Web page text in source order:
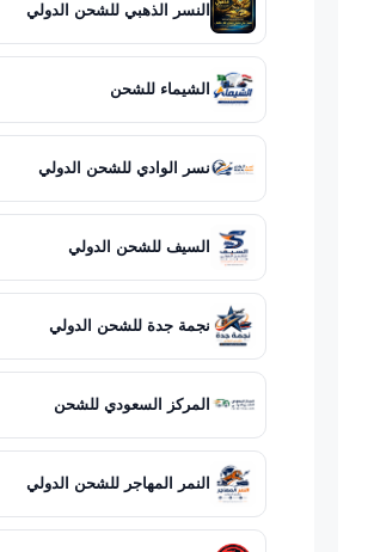
النسر الذهبي للشحن الدولي
الشيماء للشحن
نسر الوادي للشحن الدولي
السيف للشحن الدولي
نجمة جدة للشحن الدولي
المركز السعودي للشحن
النمر المهاجر للشحن الدولي